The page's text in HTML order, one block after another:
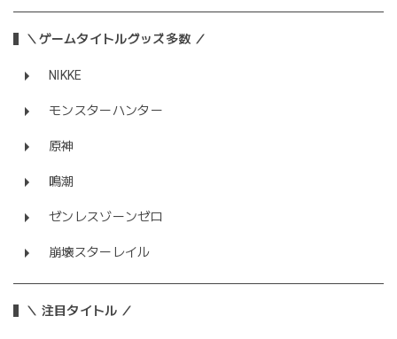
＼ゲームタイトルグッズ多数 ／
NIKKE
モンスターハンター
原神
鳴潮
ゼンレスゾーンゼロ
崩壊スターレイル
＼ 注目タイトル ／